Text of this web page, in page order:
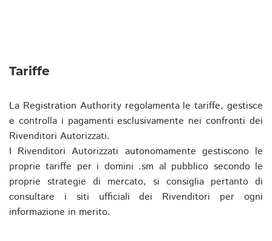
Tariffe
La Registration Authority regolamenta le tariffe, gestisce
e controlla i pagamenti esclusivamente nei confronti dei
Rivenditori Autorizzati.
I Rivenditori Autorizzati autonomamente gestiscono le
proprie tariffe per i domini .sm al pubblico secondo le
proprie strategie di mercato, si consiglia pertanto di
consultare i siti ufficiali dei Rivenditori per ogni
informazione in merito.